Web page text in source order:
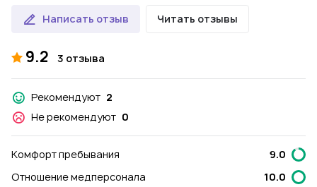
Написать отзыв Читать отзывы
9.2 3 отзыва
Рекомендуют 2
Не рекомендуют 0
Комфорт пребывания
9.0
Отношение медперсонала
10.0